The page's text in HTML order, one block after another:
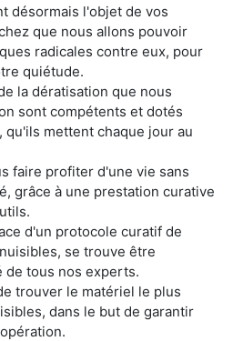
désormais l'objet de vos
que nous allons pouvoir
radicales contre eux, pour
quiétude.
la dératisation que nous
sont compétents et dotés
mettent chaque jour au
faire profiter d'une vie sans
grâce à une prestation curative
d'un protocole curatif de
se trouve être
de tous nos experts.
trouver le matériel le plus
dans le but de garantir